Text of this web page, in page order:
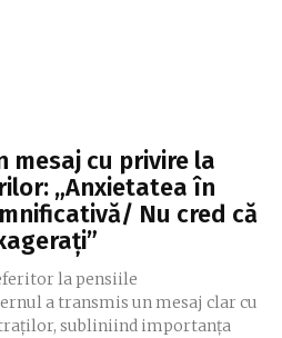
mesaj cu privire la
„Anxietatea în
Nu cred că
la pensiile
a transmis un mesaj clar cu
subliniind importanța